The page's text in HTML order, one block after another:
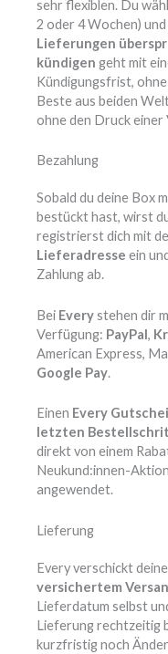
sehr flexiblen. Du
2 oder 4 Wochen)
Lieferungen
kündigen geht mit
Kündigungsfrist,
Beste aus beiden
ohne den Druck
Bezahlung
Sobald du deine Box
bestückt hast, wirst
registrierst dich mit
Lieferadresse ein
Zahlung ab.
Bei Everystehen dir
Verfügung: PayPal,
American Express,
Google Pay.
Einen Every
letzten
direkt von einem
Neukund:innen-
angewendet.
Lieferung
Every verschickt
versichertem
Lieferdatum selbst
Lieferung rechtzeitig
kurzfristig noch